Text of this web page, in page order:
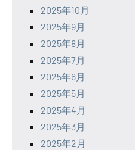
2025年10月
2025年9月
2025年8月
2025年7月
2025年6月
2025年5月
2025年4月
2025年3月
2025年2月